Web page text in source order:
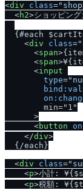
<div class=
<h2>ショッピング
{#each
<div class=
<span>
<span>
<input
type=
        min="1"
      >
<button
</div>
  {
/each}
<div class=
<p>小計:
<p>税額: